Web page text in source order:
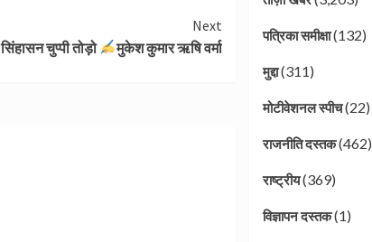
Next
सिंहासन चुप्पी तोड़ो
मुकेश कुमार ऋषि वर्मा
पत्रिका समीक्षा(132)
मुद्दा(311)
मोटीवेशनल स्पीच(22)
राजनीति दस्तक(462)
राष्ट्रीय(369)
विज्ञापन दस्तक(1)